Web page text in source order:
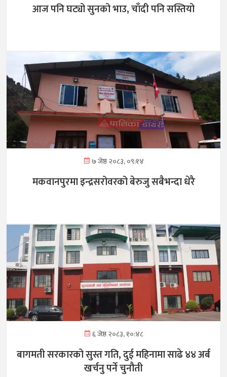
आज पनि घट्यो सुनको भाउ, चाँदी पनि सस्तियो
७ जेष्ठ २०८३, ०९:१४
मकवानपुरमा इन्द्रसरोवरको बेरुजु सबैभन्दा धेरै
६ जेष्ठ २०८३, १०:४८
बागमती सरकारको सुस्त गति, दुई महिनामा साढे ४४ अर्ब
खर्चनु पर्ने चुनौती